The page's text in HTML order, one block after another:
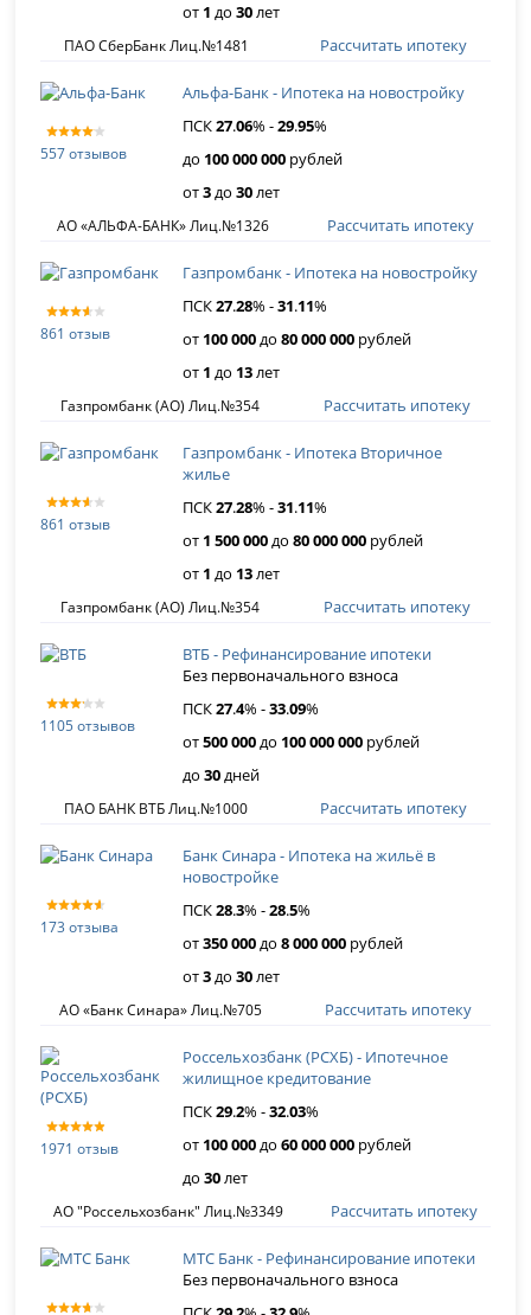
от 1 до30лет
ПАО СберБанк Лиц.№1481 Рассчитать ипотеку
557 отзывов
Альфа-Банк - Ипотека на новостройку
ПСК27.06% -29.95%
до 100 000 000 рублей
от3до30лет
АО «АЛЬФА-БАНК» Лиц.№1326 Рассчитать ипотеку
861 отзыв
Газпромбанк - Ипотека на новостройку
ПСК27.28% -31.11%
от 100 000до80 000 000 рублей
от 1 до 13лет
Газпромбанк (АО) Лиц.№354 Рассчитать ипотеку
861 отзыв
Газпромбанк - Ипотека Вторичное
жилье
ПСК27.28% -31.11%
от 1 500 000до80 000 000 рублей
от 1 до 13лет
Газпромбанк (АО) Лиц.№354 Рассчитать ипотеку
1105 отзывов
ВТБ - Рефинансирование ипотеки
Без первоначального взноса
ПСК27.4% -33.09%
от500 000до 100 000 000 рублей
до30дней
ПАО БАНК ВТБ Лиц.№1000 Рассчитать ипотеку
173 отзыва
Банк Синара - Ипотека на жильё в
новостройке
ПСК28.3% -28.5%
от350 000до8 000 000 рублей
от3до30лет
АО «Банк Синара» Лиц.№705 Рассчитать ипотеку
1971 отзыв
Россельхозбанк (РСХБ) - Ипотечное
жилищное кредитование
ПСК29.2% -32.03%
от 100 000до60 000 000 рублей
до30лет
АО "Россельхозбанк" Лиц.№3349 Рассчитать ипотеку
МТС Банк - Рефинансирование ипотеки
Без первоначального взноса